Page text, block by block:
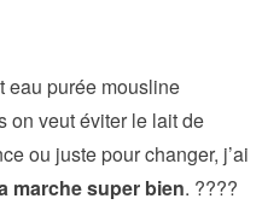
eau purée mousline
on veut éviter le lait de
ou juste pour changer, j’ai
marche super bien. ????